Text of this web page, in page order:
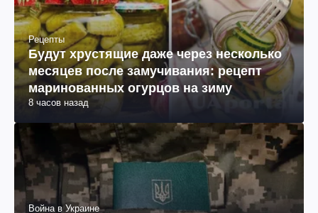
Рецепты
Будут хрустящие даже через несколько
месяцев после замучивания: рецепт
маринованных огурцов на зиму
8 часов назад
Война в Украине